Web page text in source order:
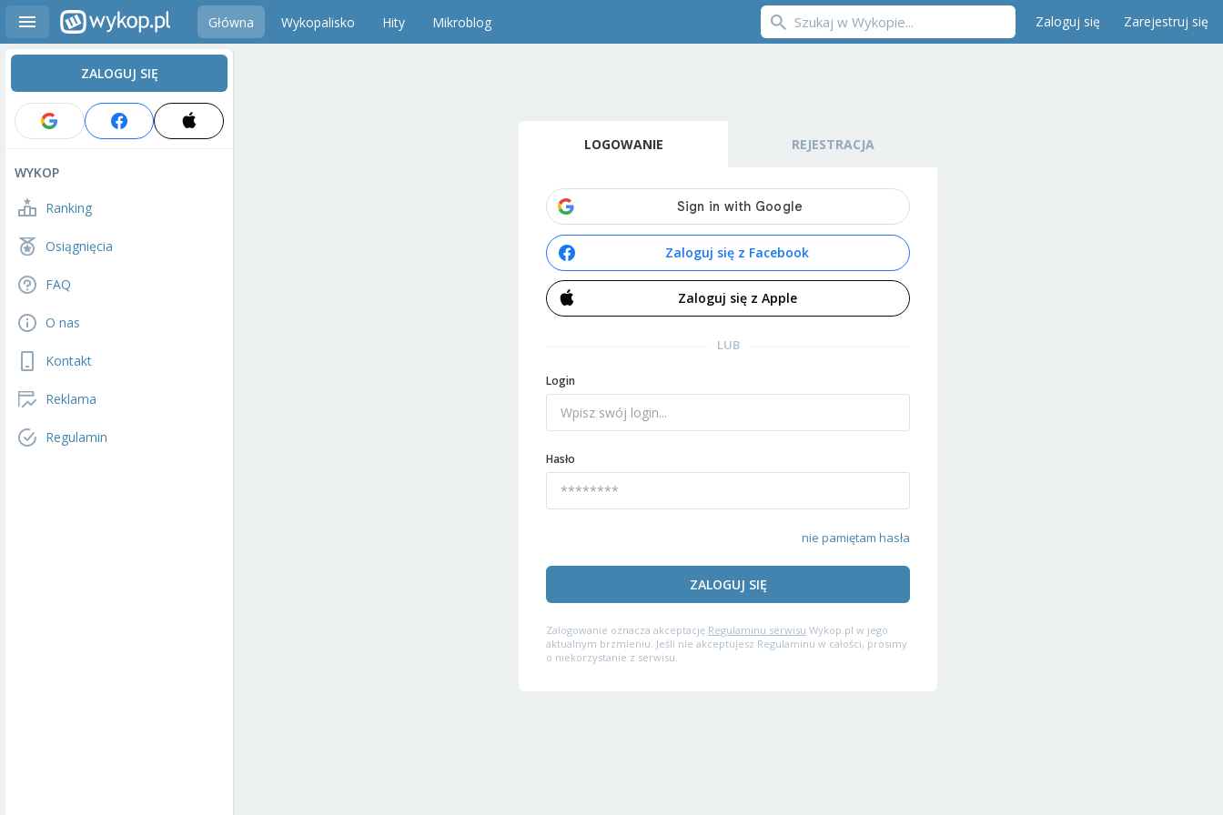
Główna Wykopalisko Hity Mikroblog Zaloguj się Zarejestruj się
ZALOGUJ SIĘ
WYKOP
Ranking
Osiągnięcia
FAQ
O nas
Kontakt
Reklama
Regulamin
LOGOWANIE REJESTRACJA
Zaloguj się z Facebook
Zaloguj się z Apple
LUB
Login
Hasło
nie pamiętam hasła
ZALOGUJ SIĘ
Zalogowanie oznacza akceptację Regulaminu serwisu Wykop.pl w jego
aktualnym brzmieniu. Jeśli nie akceptujesz Regulaminu w całości, prosimy
o niekorzystanie z serwisu.